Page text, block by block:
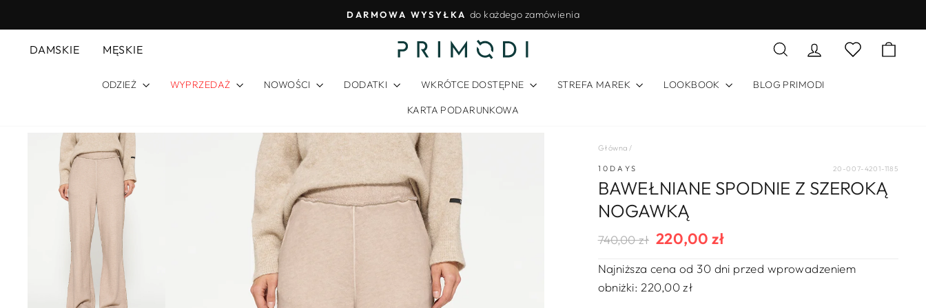
do
Wstrzymywanie
pokazu
DARMOWA WYSYŁKA do każdego zamówienia
DAMSKIE MĘSKIE Szukaj Zaloguj się
Lista życzeń
ODZIEŻ WYPRZEDAŻ NOWOŚCI DODATKI WKRÓTCE DOSTĘPNE STREFA MAREK LOOKBOOK BLOG PRIMODI
KARTA PODARUNKOWA
Główna /
10DAYS 20-007-4201-1185
BAWEŁNIANE SPODNIE Z SZEROKĄ
NOGAWKĄ
Regularna
740,00 zł
Cena
220,00 zł
Najniższa cena od 30 dni przed wprowadzeniem
obniżki: 220,00 zł